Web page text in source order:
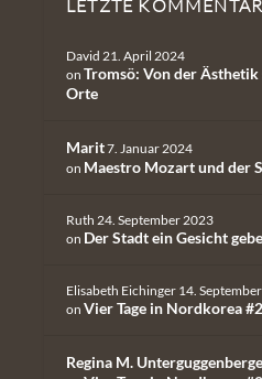
LETZTE
David 21. April 2024
on Tromsö: Von der
Orte
Marit7. Januar 2024
on Maestro Mozart und der
Ruth 24. September 2023
on Der Stadt ein Gesicht
Elisabeth Eichinger 14.
on Vier Tage in Nordkorea #2
Regina M.